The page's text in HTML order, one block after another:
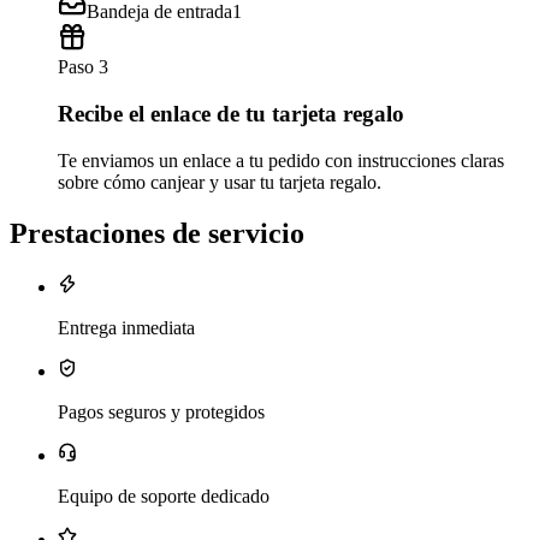
Bandeja de entrada1
Paso 3
Recibe el enlace de tu tarjeta regalo
Te enviamos un enlace a tu pedido con instrucciones claras
sobre cómo canjear y usar tu tarjeta regalo.
Prestaciones de servicio
Entrega inmediata
Pagos seguros y protegidos
Equipo de soporte dedicado